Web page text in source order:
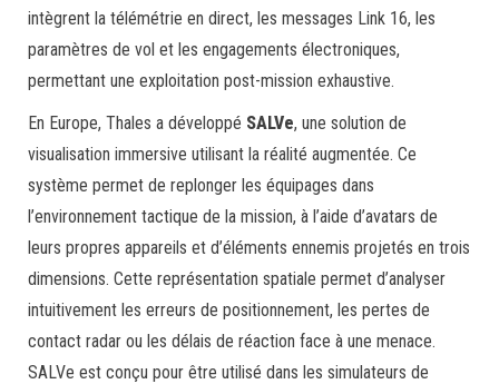
intègrent la télémétrie en direct, les messages Link 16, les
paramètres de vol et les engagements électroniques,
permettant une exploitation post-mission exhaustive.
En Europe, Thales a développé SALVe, une solution de
visualisation immersive utilisant la réalité augmentée. Ce
système permet de replonger les équipages dans
l’environnement tactique de la mission, à l’aide d’avatars de
leurs propres appareils et d’éléments ennemis projetés en trois
dimensions. Cette représentation spatiale permet d’analyser
intuitivement les erreurs de positionnement, les pertes de
contact radar ou les délais de réaction face à une menace.
SALVe est conçu pour être utilisé dans les simulateurs de